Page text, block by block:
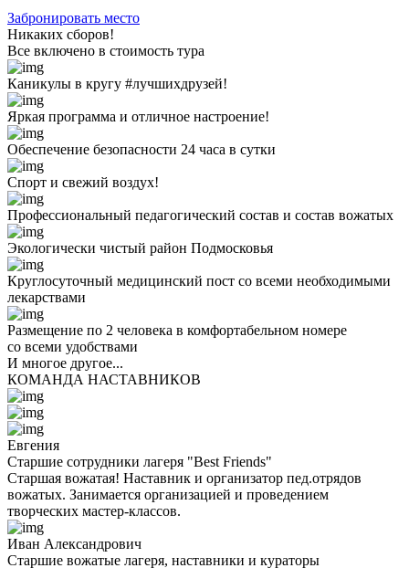
Забронировать место
Никаких сборов!
Все включено в стоимость тура
Каникулы в кругу #лучшихдрузей!
Яркая программа и отличное настроение!
Обеспечение безопасности 24 часа в сутки
Спорт и свежий воздух!
Профессиональный педагогический состав и состав вожатых
Экологически чистый район Подмосковья
Круглосуточный медицинский пост со всеми необходимыми
лекарствами
Размещение по 2 человека в комфортабельном номере
со всеми удобствами
И многое другое...
КОМАНДА НАСТАВНИКОВ
Евгения
Старшие сотрудники лагеря "Best Friends"
Старшая вожатая! Наставник и организатор пед.отрядов
вожатых. Занимается организацией и проведением
творческих мастер-классов.
Иван Александрович
Старшие вожатые лагеря, наставники и кураторы